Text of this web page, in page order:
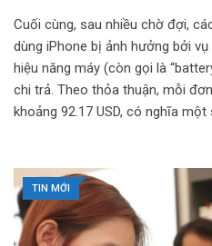
Cuối cùng, sau nhiều chờ đợi,
dùng iPhone bị ảnh hưởng bởi
hiệu năng máy (còn gọi là
chi trả. Theo thỏa thuận, mỗi
khoảng 92.17 USD, có nghĩa
TIN MỚI